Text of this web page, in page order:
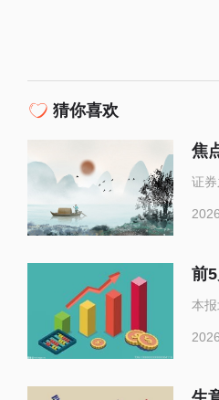
猜你喜欢
焦
证
前
本